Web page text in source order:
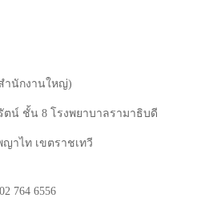
ำนักงานใหญ่)
ตน์ ชั้น 8 โรงพยาบาลรามาธิบดี
ญาไท เขตราชเทวี
02 764 6556